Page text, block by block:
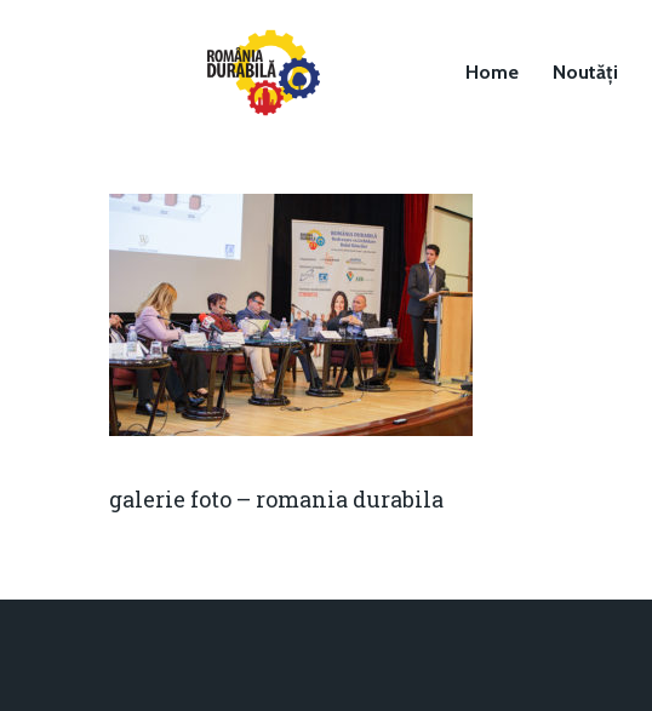
Hit enter to search or ESC to close
Home Noutăți
galerie foto – romania durabila